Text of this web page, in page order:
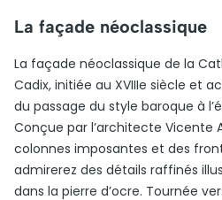
La façade néoclassique
La façade néoclassique de la
Cadix, initiée au XVIIIe siècle et
du passage du style baroque à
Conçue par l’architecte Vicente
colonnes imposantes et des
admirerez des détails raffinés
dans la pierre d’ocre. Tournée